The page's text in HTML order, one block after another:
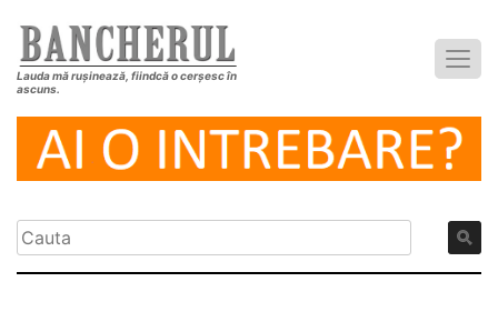
Lauda mă rușinează, fiindcă o cerșesc în
ascuns.